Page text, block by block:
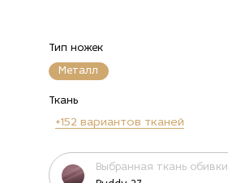
Тип ножек
Металл
Ткань
+152 вариантов тканей
Выбранная ткань обивки